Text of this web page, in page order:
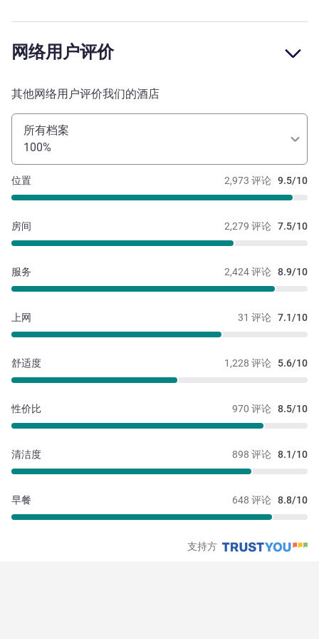
网络用户评价
其他网络用户评价我们的酒店
所有档案
100%
2,973 评论 9.5/10
位置
2,279 评论 7.5/10
房间
2,424 评论 8.9/10
服务
31 评论 7.1/10
上网
1,228 评论 5.6/10
舒适度
970 评论 8.5/10
性价比
898 评论 8.1/10
清洁度
648 评论 8.8/10
早餐
支持方